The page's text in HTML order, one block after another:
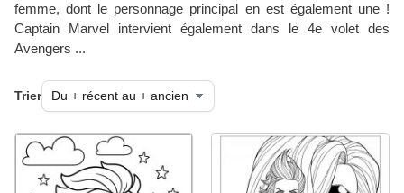
femme, dont le personnage principal en est également une !
Captain Marvel intervient également dans le 4e volet des
Avengers ...
Trier